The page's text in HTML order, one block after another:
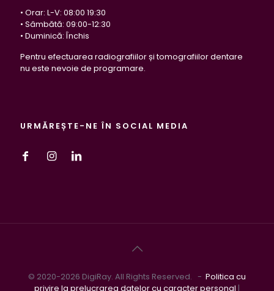
• Orar: L-V: 08:00 19:30
• Sâmbătă: 09:00-12:30
• Duminică: Închis
Pentru efectuarea radiografiilor și tomografiilor dentare
nu este nevoie de programare.
URMĂREȘTE-NE ÎN SOCIAL MEDIA
© 2020-2026 DigiRay. All Rights Reserved. - Politica cu
privire la prelucrarea datelor cu caracter personal |